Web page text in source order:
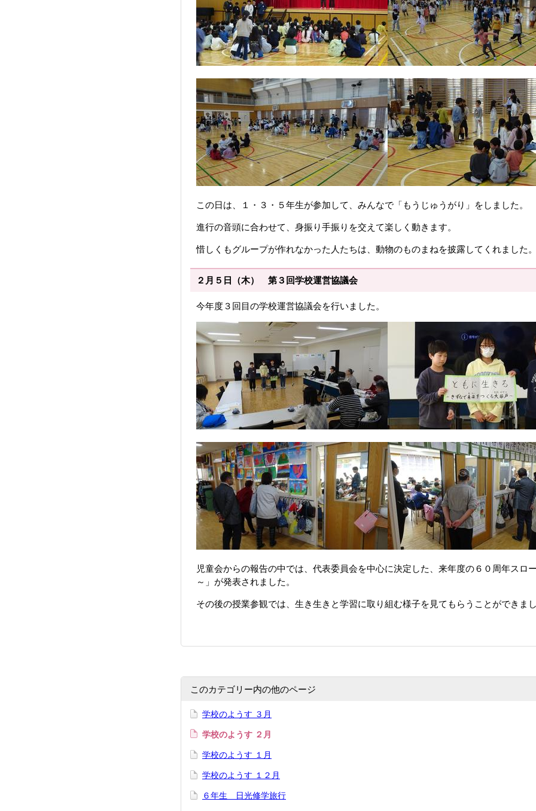
この日は、１・３・５年生が参加して、みんなで「もうじゅうがり」をしました。
進行の音頭に合わせて、身振り手振りを交えて楽しく動きます。
惜しくもグループが作れなかった人たちは、動物のものまねを披露してくれました
２月５日（木） 第３回学校運営協議会
今年度３回目の学校運営協議会を行いました。
児童会からの報告の中では、代表委員会を中心に決定した、来年度の６０周年スロ
～」が発表されました。
その後の授業参観では、生き生きと学習に取り組む様子を見てもらうことができま
このカテゴリー内の他のページ
学校のようす ３月
学校のようす ２月
学校のようす １月
学校のようす １２月
６年生 日光修学旅行